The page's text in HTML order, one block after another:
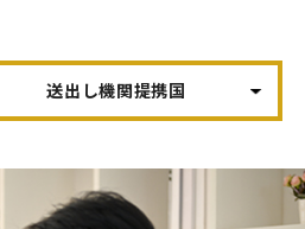
送出し機関提携国